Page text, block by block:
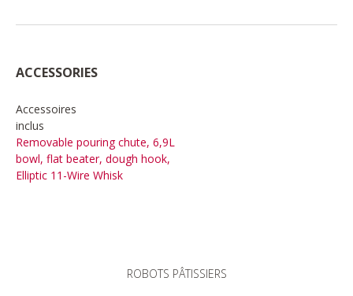
ACCESSORIES
Accessoires
inclus
Removable pouring chute, 6,9L
bowl, flat beater, dough hook,
Elliptic 11-Wire Whisk
ROBOTS PÂTISSIERS